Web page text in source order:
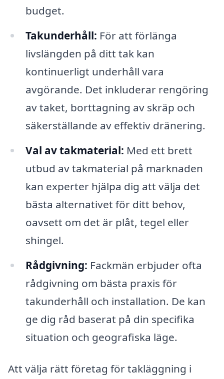
budget.
Takunderhåll: För att förlänga
livslängden på ditt tak kan
kontinuerligt underhåll vara
avgörande. Det inkluderar rengöring
av taket, borttagning av skräp och
säkerställande av effektiv dränering.
Val av takmaterial: Med ett brett
utbud av takmaterial på marknaden
kan experter hjälpa dig att välja det
bästa alternativet för ditt behov,
oavsett om det är plåt, tegel eller
shingel.
Rådgivning: Fackmän erbjuder ofta
rådgivning om bästa praxis för
takunderhåll och installation. De kan
ge dig råd baserat på din specifika
situation och geografiska läge.
Att välja rätt företag för takläggning i